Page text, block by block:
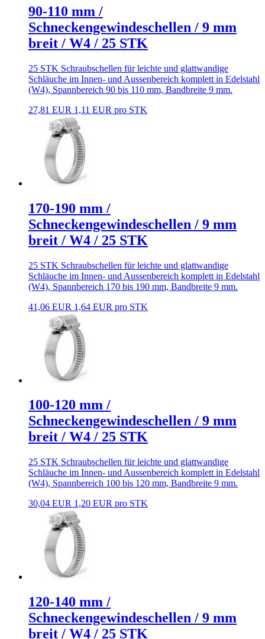
90-110 mm /
Schneckengewindeschellen / 9 mm
breit / W4 / 25 STK
25 STK Schraubschellen für leichte und glattwandige
Schläuche im Innen- und Aussenbereich komplett in Edelstahl
(W4), Spannbereich 90 bis 110 mm, Bandbreite 9 mm.
27,81 EUR 1,11 EUR pro STK
170-190 mm /
Schneckengewindeschellen / 9 mm
breit / W4 / 25 STK
25 STK Schraubschellen für leichte und glattwandige
Schläuche im Innen- und Aussenbereich komplett in Edelstahl
(W4), Spannbereich 170 bis 190 mm, Bandbreite 9 mm.
41,06 EUR 1,64 EUR pro STK
100-120 mm /
Schneckengewindeschellen / 9 mm
breit / W4 / 25 STK
25 STK Schraubschellen für leichte und glattwandige
Schläuche im Innen- und Aussenbereich komplett in Edelstahl
(W4), Spannbereich 100 bis 120 mm, Bandbreite 9 mm.
30,04 EUR 1,20 EUR pro STK
120-140 mm /
Schneckengewindeschellen / 9 mm
breit / W4 / 25 STK